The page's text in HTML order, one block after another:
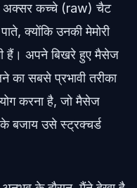
अक्सर कच्चे (raw) चैट
क्योंकि उनकी मेमोरी
हैं। अपने बिखरे हुए मैसेज
का सबसे प्रभावी तरीका
करना है, जो मैसेज
बजाय उसे स्ट्रक्चर्ड